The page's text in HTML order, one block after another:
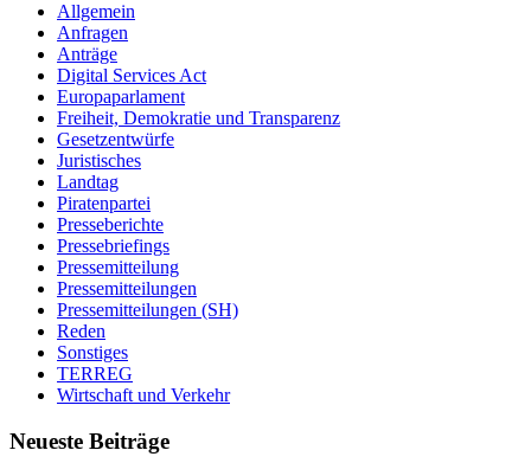
Allgemein
Anfragen
Anträge
Digital Services Act
Europaparlament
Freiheit, Demokratie und Transparenz
Gesetzentwürfe
Juristisches
Landtag
Piratenpartei
Presseberichte
Pressebriefings
Pressemitteilung
Pressemitteilungen
Pressemitteilungen (SH)
Reden
Sonstiges
TERREG
Wirtschaft und Verkehr
Neueste Beiträge